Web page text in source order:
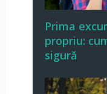
Prima
propriu:
sigură